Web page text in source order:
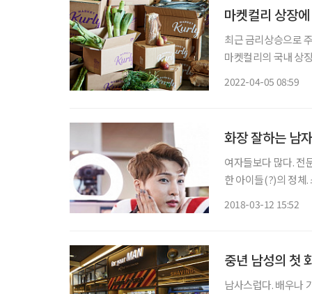
마켓컬리 상장
최근 금리상승으로
마켓컬리의 국내 상
2022-04-05 08:59
화장 잘하는 남
여자들보다 많다. 전
한 아이들(?)의 정체
2018-03-12 15:52
중년 남성의 첫
남사스럽다. 배우나